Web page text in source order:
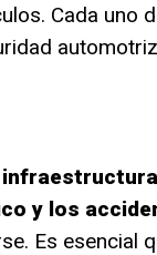
Cada uno
y los
Es esencial